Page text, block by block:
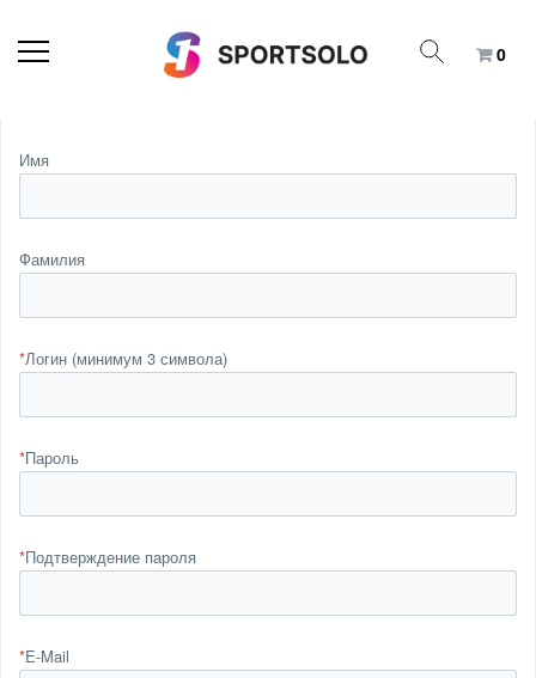
0
Имя
Фамилия
*Логин (минимум 3 символа)
*Пароль
*Подтверждение пароля
*E-Mail